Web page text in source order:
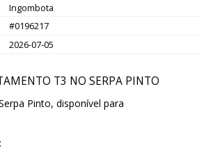
Ingombota
#0196217
2026-07-05
T3 NO SERPA PINTO
Pinto, disponível para